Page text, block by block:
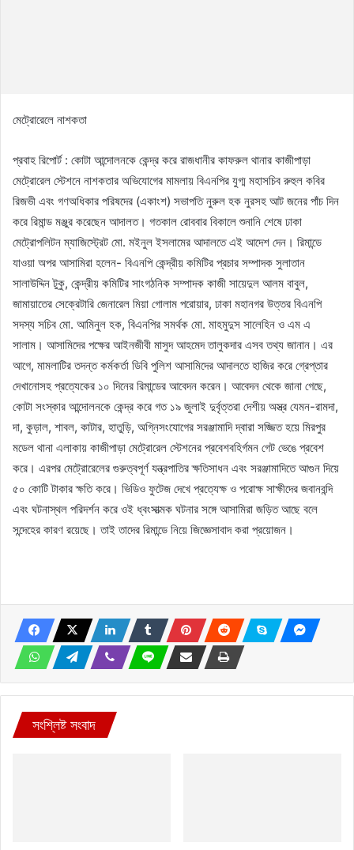
মেট্রোরেলে নাশকতা
প্রবাহ রিপোর্ট : কোটা আন্দোলনকে কেন্দ্র করে রাজধানীর কাফরুল থানার কাজীপাড়া
মেট্রোরেল স্টেশনে নাশকতার অভিযোগের মামলায় বিএনপির যুগ্ম মহাসচিব রুহুল কবির
রিজভী এবং গণঅধিকার পরিষদের (একাংশ) সভাপতি নুরুল হক নুরসহ আট জনের পাঁচ দিন
করে রিমান্ড মঞ্জুর করেছেন আদালত। গতকাল রোববার বিকালে শুনানি শেষে ঢাকা
মেট্রোপলিটন ম্যাজিস্ট্রেট মো. মইনুল ইসলামের আদালতে এই আদেশ দেন। রিমান্ডে
যাওয়া অপর আসামিরা হলেন- বিএনপি কেন্দ্রীয় কমিটির প্রচার সম্পাদক সুলাতান
সালাউদ্দিন টুকু, কেন্দ্রীয় কমিটির সাংগঠনিক সম্পাদক কাজী সায়েদুল আলম বাবুল,
জামায়াতের সেক্রেটারি জেনারেল মিয়া গোলাম পরোয়ার, ঢাকা মহানগর উত্তর বিএনপি
সদস্য সচিব মো. আমিনুল হক, বিএনপির সমর্থক মো. মাহমুদুস সালেহিন ও এম এ
সালাম। আসামিদের পক্ষের আইনজীবী মাসুদ আহমেদ তালুকদার এসব তথ্য জানান। এর
আগে, মামলাটির তদন্ত কর্মকর্তা ডিবি পুলিশ আসামিদের আদালতে হাজির করে গ্রেপ্তার
দেখানোসহ প্রত্যেকের ১০ দিনের রিমান্ডের আবেদন করেন। আবেদন থেকে জানা গেছে,
কোটা সংস্কার আন্দোলনকে কেন্দ্র করে গত ১৯ জুলাই দুর্বৃত্তরা দেশীয় অস্ত্র যেমন-রামদা,
দা, কুড়াল, শাবল, কাটার, হাতুড়ি, অগ্নিসংযোগের সরঞ্জামাদি দ্বারা সজ্জিত হয়ে মিরপুর
মডেল থানা এলাকায় কাজীপাড়া মেট্রোরেল স্টেশনের প্রবেশবহির্গমন গেট ভেঙে প্রবেশ
করে। এরপর মেট্রোরেলের গুরুত্বপূর্ণ যন্ত্রপাতির ক্ষতিসাধন এবং সরঞ্জামাদিতে আগুন দিয়ে
৫০ কোটি টাকার ক্ষতি করে। ভিডিও ফুটেজ দেখে প্রত্যেক্ষ ও পরোক্ষ সাক্ষীদের জবানবন্দি
এবং ঘটনাস্থল পরিদর্শন করে ওই ধ্বংসাত্মক ঘটনার সঙ্গে আসামিরা জড়িত আছে বলে
সন্দেহের কারণ রয়েছে। তাই তাদের রিমান্ডে নিয়ে জিজ্ঞেসাবাদ করা প্রয়োজন।
সংশ্লিষ্ট সংবাদ